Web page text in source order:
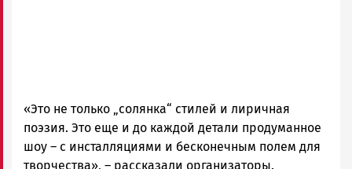
«Это не только „солянка“ стилей и лиричная
поэзия. Это еще и до каждой детали продуманное
шоу – с инсталляциями и бесконечным полем для
творчества», – рассказали организаторы.